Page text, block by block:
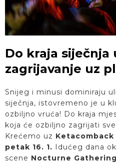
Do kraja siječnja
zagrijavanje uz
Snijeg i minusi dominiraju
siječnja, istovremeno je u
ozbiljno vruća! Do kraja
koja će ozbiljno zagrijati
Krećemo uz Ketacomback
petak 16. 1. Idućeg dana
scene Nocturne